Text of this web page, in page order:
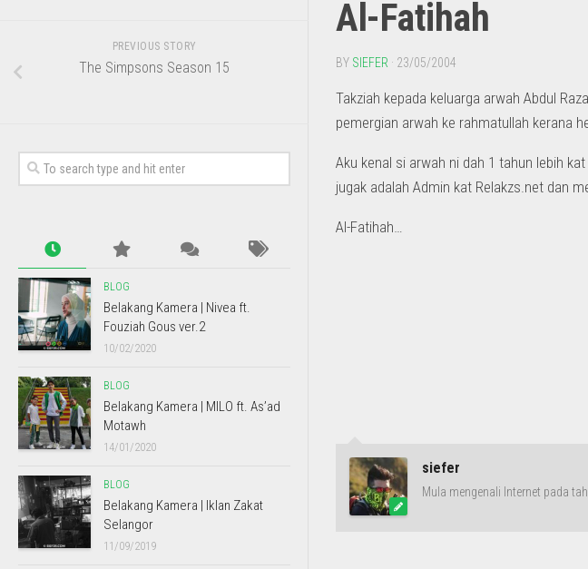
Al-Fatihah
BY SIEFER · 23/05/2004
Takziah kepada keluarga arwah Abdul
pemergian arwah ke rahmatullah kerana
Aku kenal si arwah ni dah 1 tahun lebih
jugak adalah Admin kat Relakzs.net dan
Al-Fatihah…
siefer
Mula mengenali Internet pada
PREVIOUS STORY
The Simpsons Season 15
BLOG
Belakang Kamera | Nivea ft.
Fouziah Gous ver.2
10/02/2020
BLOG
Belakang Kamera | MILO ft. As’ad
Motawh
14/01/2020
BLOG
Belakang Kamera | Iklan Zakat
Selangor
11/09/2019